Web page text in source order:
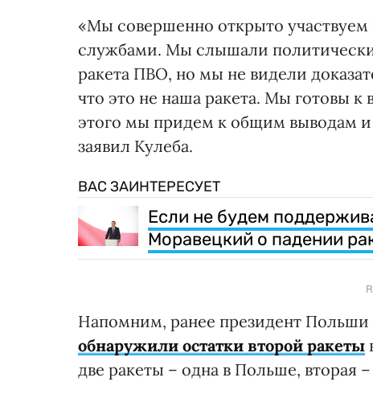
«Мы совершенно открыто
службами. Мы слышали
ракета ПВО, но мы не видели
что это не наша ракета. Мы готовы
этого мы придем к общим выводам
заявил Кулеба.
ВАС ЗАИНТЕРЕСУЕТ
Если не будем
Моравецкий о падении
Напомним, ранее президент Польши
обнаружили остатки второй ракеты
две ракеты – одна в Польше, вторая